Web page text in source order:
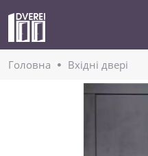
Головнa Вхідні двері